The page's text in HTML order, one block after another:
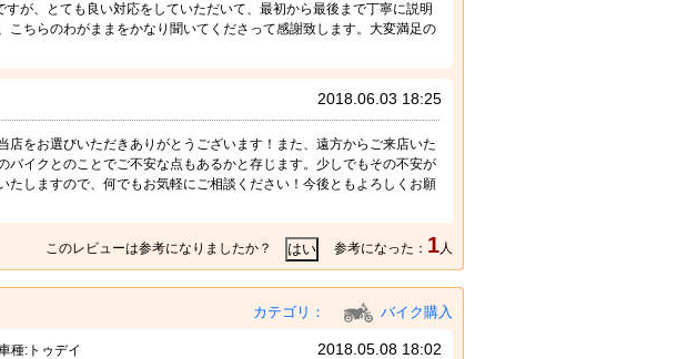
が、とても良い対応をしていただいて、最初から最後まで丁寧に説明
こちらのわがままをかなり聞いてくださって感謝致します。大変満足の
2018.06.03 18:25
店をお選びいただきありがとうございます！また、遠方からご来店いた
バイクとのことでご不安な点もあるかと存じます。少しでもその不安が
たしますので、何でもお気軽にご相談ください！今後ともよろしくお願
このレビューは参考になりましたか？ 参考になった： 1人
カテゴリ： バイク購入
種: トゥデイ 2018.05.08 18:02